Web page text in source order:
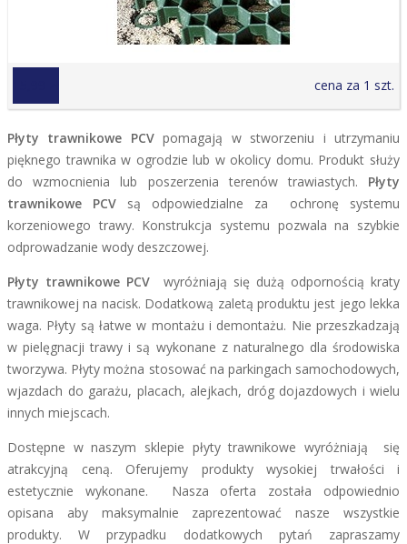
cena za 1 szt.
Płyty trawnikowe PCVpomagają w stworzeniu i utrzymaniu
pięknego trawnika w ogrodzie lub w okolicy domu. Produkt służy
do wzmocnienia lub poszerzenia terenów trawiastych. Płyty
trawnikowe PCV są odpowiedzialne za ochronę systemu
korzeniowego trawy. Konstrukcja systemu pozwala na szybkie
odprowadzanie wody deszczowej.
Płyty trawnikowe PCV wyróżniają się dużą odpornością kraty
trawnikowej na nacisk. Dodatkową zaletą produktu jest jego lekka
waga. Płyty są łatwe w montażu i demontażu. Nie przeszkadzają
w pielęgnacji trawy i są wykonane z naturalnego dla środowiska
tworzywa. Płyty można stosować na parkingach samochodowych,
wjazdach do garażu, placach, alejkach, dróg dojazdowych i wielu
innych miejscach.
Dostępne w naszym sklepie płyty trawnikowe wyróżniają się
atrakcyjną ceną. Oferujemy produkty wysokiej trwałości i
estetycznie wykonane. Nasza oferta została odpowiednio
opisana aby maksymalnie zaprezentować nasze wszystkie
produkty. W przypadku dodatkowych pytań zapraszamy